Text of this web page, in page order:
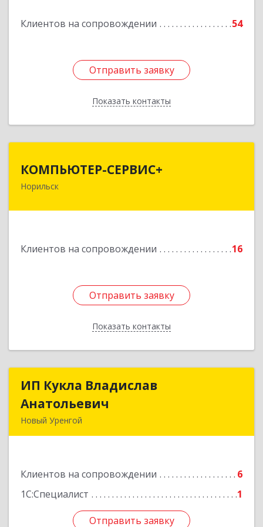
Клиентов на сопровождении 54
Отправить заявку
Показать контакты
Отправить заявку
Назад
КОМПЬЮТЕР-СЕРВИС+
Норильск
Клиентов на сопровождении 16
Отправить заявку
Показать контакты
663319, Красноярский край, Норильск г,
Отправить заявку
Назад
ИП Кукла Владислав
Анатольевич
Новый Уренгой
Клиентов на сопровождении
6
1С:Специалист
1
Отправить заявку
ИП Кукла Владислав
Подробнее
Отправить заявку